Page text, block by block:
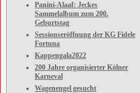
Panini-Alaaf: Jeckes
Sammelalbum zum 200.
Geburtstag
Sessionseröffnung der KG Fidele
Fortuna
Kappengala2022
200 Jahre organisierter Kölner
Karneval
Wagenengel gesucht